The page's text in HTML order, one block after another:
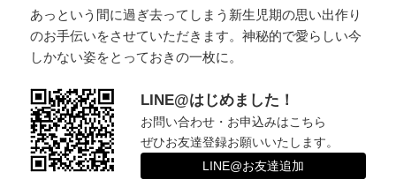
あっという間に過ぎ去ってしまう新生児期の思い出作り
のお手伝いをさせていただきます。神秘的で愛らしい今
しかない姿をとっておきの一枚に。
LINE@はじめました！
お問い合わせ・お申込みはこちら
ぜひお友達登録お願いいたします。
LINE@お友達追加